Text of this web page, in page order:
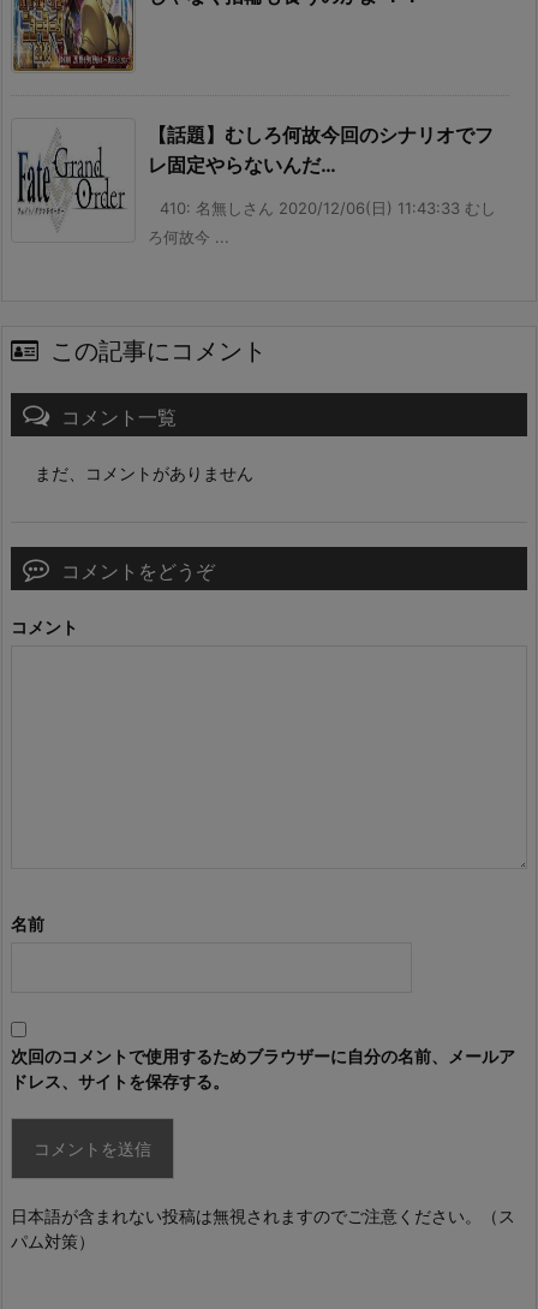
【話題】むしろ何故今回のシナリオでフ
レ固定やらないんだ…
410: 名無しさん 2020/12/06(日) 11:43:33 むし
ろ何故今 ...
この記事にコメント
コメント一覧
まだ、コメントがありません
コメントをどうぞ
コメント
名前
次回のコメントで使用するためブラウザーに自分の名前、メールア
ドレス、サイトを保存する。
日本語が含まれない投稿は無視されますのでご注意ください。（ス
パム対策）